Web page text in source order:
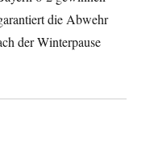
die Abwehr
der Winterpause